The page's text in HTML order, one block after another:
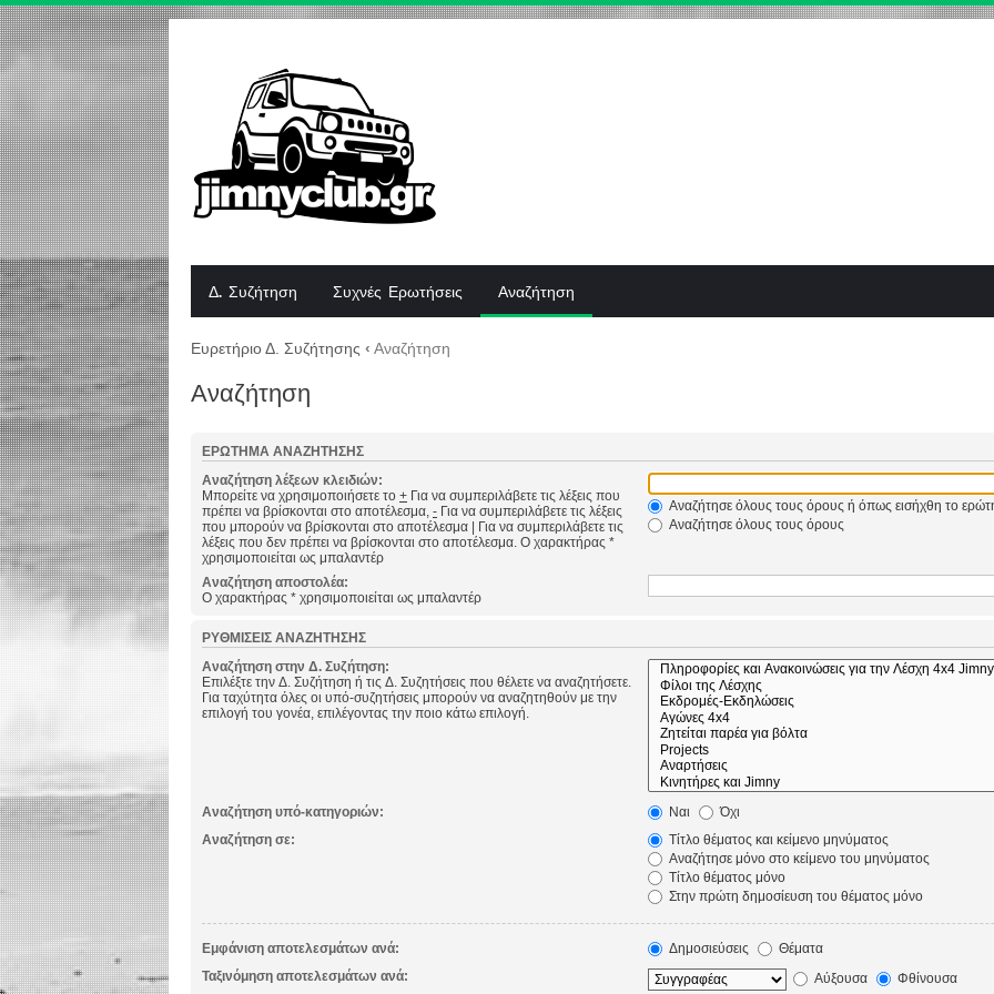
Δ. Συζήτηση Συχνές Ερωτήσεις Αναζήτηση
Ευρετήριο Δ. Συζήτησης ‹ Αναζήτηση
Αναζήτηση
ΕΡΏΤΗΜΑ ΑΝΑΖΉΤΗΣΗΣ
Αναζήτηση λέξεων κλειδιών:
Μπορείτε να χρησιμοποιήσετε το + Για να συμπεριλάβετε τις λέξεις που
πρέπει να βρίσκονται στο αποτέλεσμα, - Για να συμπεριλάβετε τις λέξεις
που μπορούν να βρίσκονται στο αποτέλεσμα | Για να συμπεριλάβετε τις
λέξεις που δεν πρέπει να βρίσκονται στο αποτέλεσμα. Ο χαρακτήρας *
χρησιμοποιείται ως μπαλαντέρ
Αναζήτησε όλους τους όρους ή όπως εισήχθη το
Αναζήτησε όλους τους όρους
Αναζήτηση αποστολέα:
Ο χαρακτήρας * χρησιμοποιείται ως μπαλαντέρ
ΡΥΘΜΊΣΕΙΣ ΑΝΑΖΉΤΗΣΗΣ
Αναζήτηση στην Δ. Συζήτηση:
Επιλέξτε την Δ. Συζήτηση ή τις Δ. Συζητήσεις που θέλετε να αναζητήσετε.
Για ταχύτητα όλες οι υπό-συζητήσεις μπορούν να αναζητηθούν με την
επιλογή του γονέα, επιλέγοντας την ποιο κάτω επιλογή.
Αναζήτηση υπό-κατηγοριών: Ναι
Όχι
Αναζήτηση σε:
Τίτλο θέματος και κείμενο μηνύματος
Αναζήτησε μόνο στο κείμενο του μηνύματος
Τίτλο θέματος μόνο
Στην πρώτη δημοσίευση του θέματος μόνο
Εμφάνιση αποτελεσμάτων ανά: Δημοσιεύσεις
Θέματα
Ταξινόμηση αποτελεσμάτων ανά:
Αύξουσα Φθίνουσα